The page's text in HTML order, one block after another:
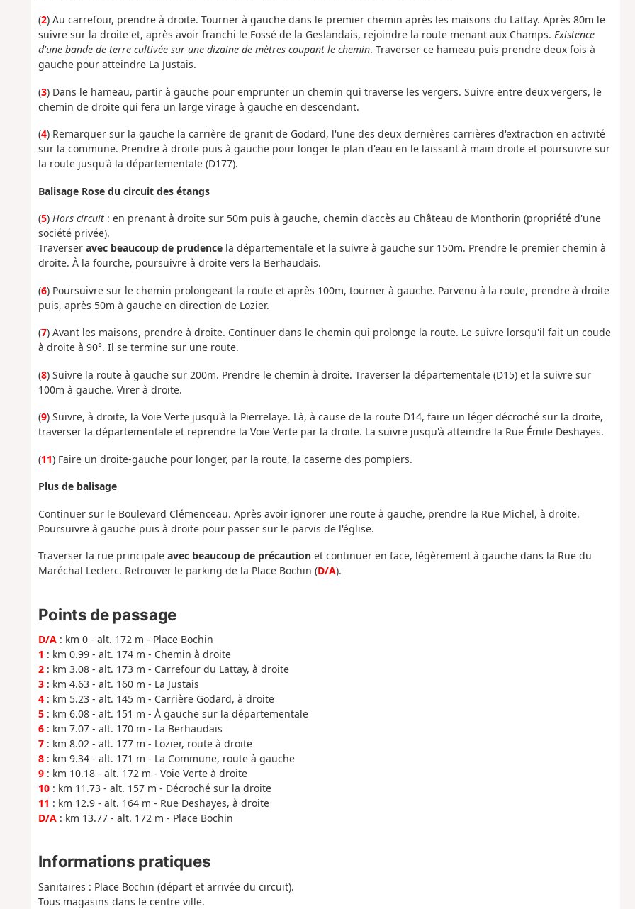
(2) Au carrefour, prendre à droite. Tourner à gauche dans le premier chemin après les maisons du Lattay. Après 80m le
suivre sur la droite et, après avoir franchi le Fossé de la Geslandais, rejoindre la route menant aux Champs. Existence
d'une bande de terre cultivée sur une dizaine de mètres coupant le chemin. Traverser ce hameau puis prendre deux fois à
gauche pour atteindre La Justais.
(3) Dans le hameau, partir à gauche pour emprunter un chemin qui traverse les vergers. Suivre entre deux vergers, le
chemin de droite qui fera un large virage à gauche en descendant.
(4) Remarquer sur la gauche la carrière de granit de Godard, l'une des deux dernières carrières d'extraction en activité
sur la commune. Prendre à droite puis à gauche pour longer le plan d'eau en le laissant à main droite et poursuivre sur
la route jusqu'à la départementale (D177).
Balisage Rose du circuit des étangs
(5) Hors circuit: en prenant à droite sur 50m puis à gauche, chemin d'accès au Château de Monthorin (propriété d'une
société privée).
Traverser avec beaucoup de prudencela départementale et la suivre à gauche sur 150m. Prendre le premier chemin à
droite. À la fourche, poursuivre à droite vers la Berhaudais.
(6) Poursuivre sur le chemin prolongeant la route et après 100m, tourner à gauche. Parvenu à la route, prendre à droite
puis, après 50m à gauche en direction de Lozier.
(7) Avant les maisons, prendre à droite. Continuer dans le chemin qui prolonge la route. Le suivre lorsqu'il fait un coude
à droite à 90°. Il se termine sur une route.
(8) Suivre la route à gauche sur 200m. Prendre le chemin à droite. Traverser la départementale (D15) et la suivre sur
100m à gauche. Virer à droite.
(9) Suivre, à droite, la Voie Verte jusqu'à la Pierrelaye. Là, à cause de la route D14, faire un léger décroché sur la droite,
traverser la départementale et reprendre la Voie Verte par la droite. La suivre jusqu'à atteindre la Rue Émile Deshayes.
(11) Faire un droite-gauche pour longer, par la route, la caserne des pompiers.
Plus de balisage
Continuer sur le Boulevard Clémenceau. Après avoir ignorer une route à gauche, prendre la Rue Michel, à droite.
Poursuivre à gauche puis à droite pour passer sur le parvis de l'église.
Traverser la rue principale avec beaucoup de précautionet continuer en face, légèrement à gauche dans la Rue du
Maréchal Leclerc. Retrouver le parking de la Place Bochin (D/A).
Points de passage
D/A: km 0 - alt. 172 m - Place Bochin
1 : km 0.99 - alt. 174 m - Chemin à droite
2: km 3.08 - alt. 173 m - Carrefour du Lattay, à droite
3: km 4.63 - alt. 160 m - La Justais
4: km 5.23 - alt. 145 m - Carrière Godard, à droite
5: km 6.08 - alt. 151 m - À gauche sur la départementale
6: km 7.07 - alt. 170 m - La Berhaudais
7: km 8.02 - alt. 177 m - Lozier, route à droite
8: km 9.34 - alt. 171 m - La Commune, route à gauche
9: km 10.18 - alt. 172 m - Voie Verte à droite
10: km 11.73 - alt. 157 m - Décroché sur la droite
11 : km 12.9 - alt. 164 m - Rue Deshayes, à droite
D/A: km 13.77 - alt. 172 m - Place Bochin
Informations pratiques
Sanitaires : Place Bochin (départ et arrivée du circuit).
Tous magasins dans le centre ville.